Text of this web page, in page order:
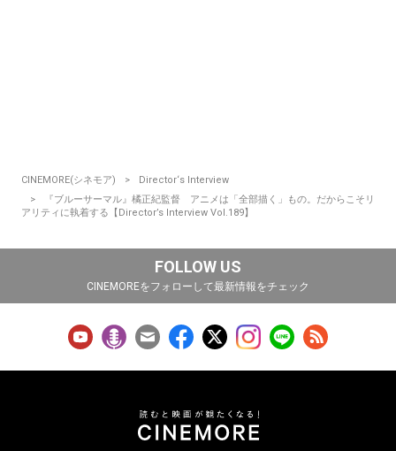
CINEMORE(シネモア)
Director‘s Interview
『ブルーサーマル』橘正紀監督 アニメは「全部描く」もの。だからこそリ
アリティに執着する【Director’s Interview Vol.189】
FOLLOW US
CINEMOREをフォローして最新情報をチェック